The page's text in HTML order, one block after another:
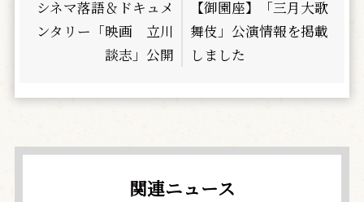
シネマ落語＆ドキュメ
ンタリー「映画 立川
談志」公開
【御園座】「三月大歌
舞伎」公演情報を掲載
しました
関連ニュース